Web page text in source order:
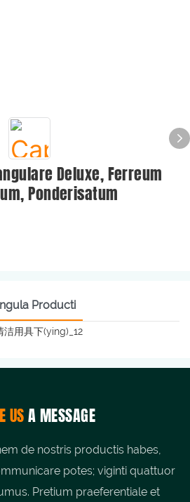
Deluxe, Ferreum
Ponderisatum
Producti
USA MESSAGE
de nostris productis habes,
potes; viginti quattuor
Pretium praeferentiale et